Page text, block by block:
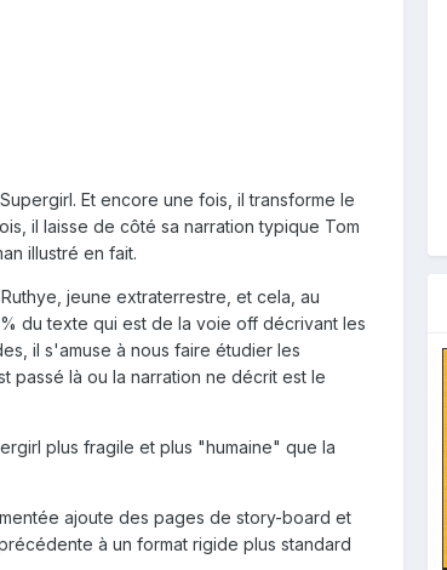
Et encore une fois, il transforme le
il laisse de côté sa narration typique Tom
illustré en fait.
jeune extraterrestre, et cela, au
du texte qui est de la voie off décrivant les
il s'amuse à nous faire étudier les
passé là ou la narration ne décrit est le
plus fragile et plus "humaine" que la
ajoute des pages de story-board et
à un format rigide plus standard